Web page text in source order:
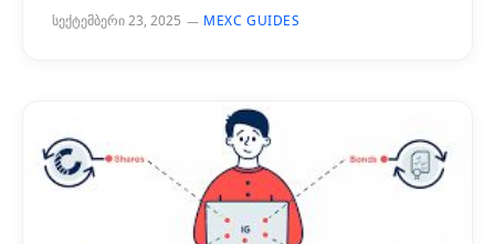
სექტემბერი 23, 2025 MEXC GUIDES